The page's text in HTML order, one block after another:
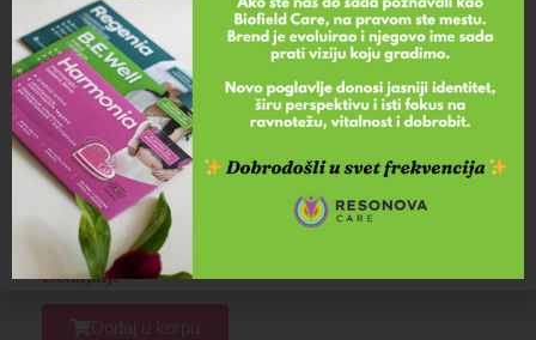
Harmonia
4.933,00 RSD
Detaljnije
Dodaj u korpu